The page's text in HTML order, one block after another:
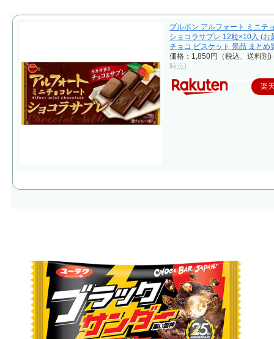
ブルボン アルフォート ミニチ
ショコラサブレ 12粒×10入 (お
チョコ ビスケット 景品 まとめ
価格：1,850円（税込、送料別)
時点)
楽